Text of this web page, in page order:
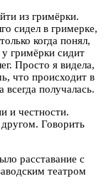
из гримёрки.
сидел в гримерке,
когда понял,
гримёрки сидит
Просто я видела,
что происходит в
получалась.
и честности.
Говорить
расставание с
театром